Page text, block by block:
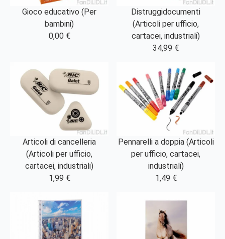
Gioco educativo (Per
bambini)
0,00 €
Distruggidocumenti
(Articoli per ufficio,
cartacei, industriali)
34,99 €
Articoli di cancelleria
(Articoli per ufficio,
cartacei, industriali)
1,99 €
Pennarelli a doppia (Articoli
per ufficio, cartacei,
industriali)
1,49 €